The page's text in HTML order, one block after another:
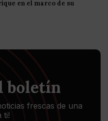
en el marco de su
boletín
frescas de una
ti!